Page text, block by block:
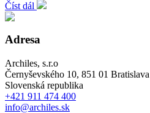
Číst dál
Adresa
Archiles, s.r.o
Černyševského 10, 851 01 Bratislava
Slovenská republika
+421 911 474 400
info@archiles.sk